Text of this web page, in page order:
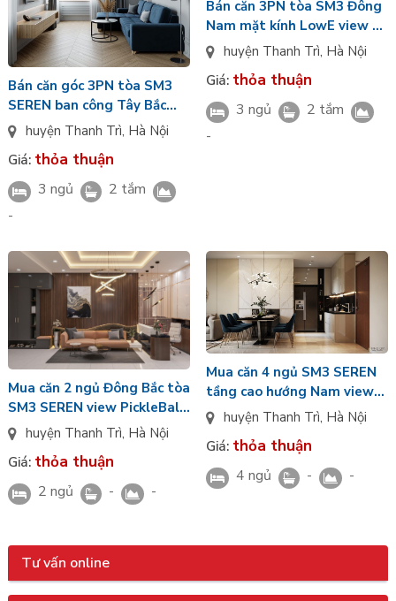
Bán căn góc 3PN tòa SM3
SEREN ban công Tây Bắc
nhìn suối harmonia
Ngọc Hồi
huyện Thanh Trì, Hà Nội
Giá: thỏa thuận
3 ngủ
2 tắm
-
Bán căn 3PN tòa SM3 Đông
Nam mặt kính LowE view hồ
bơi tầng cao Greenera
Southmark 486 Ngọc Hồi
huyện Thanh Trì, Hà Nội
Giá: thỏa thuận
3 ngủ
2 tắm
-
Mua căn 2 ngủ Đông Bắc tòa
SM3 SEREN view PickleBall
bàn giao CĐT Greenera
huyện Thanh Trì, Hà Nội
Giá: thỏa thuận
2 ngủ - -
Mua căn 4 ngủ SM3 SEREN
tầng cao hướng Nam view
nhìn Panorama Greenera
huyện Thanh Trì, Hà Nội
Giá: thỏa thuận
4 ngủ - -
Tư vấn online